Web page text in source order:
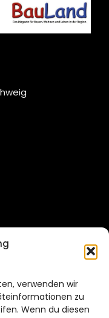
verwenden wir
zu
Wenn du diesen